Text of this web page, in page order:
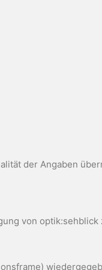
der Angaben
von optik:sehblick